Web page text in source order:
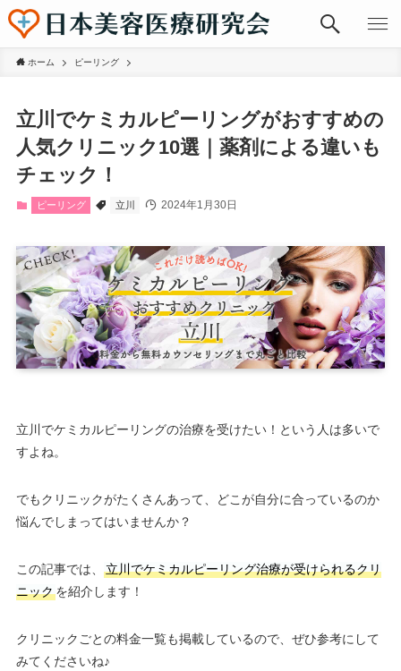
ホーム ピーリング
立川でケミカルピーリングがおすすめの
人気クリニック10選｜薬剤による違いも
チェック！
ピーリング 立川 2024年1月30日
立川でケミカルピーリングの治療を受けたい！という人は多いで
すよね。
でもクリニックがたくさんあって、どこが自分に合っているのか
悩んでしまってはいませんか？
この記事では、
立川でケミカルピーリング治療が受けられるクリ
ニックを紹介します！
クリニックごとの料金一覧も掲載しているので、ぜひ参考にして
みてくださいね♪